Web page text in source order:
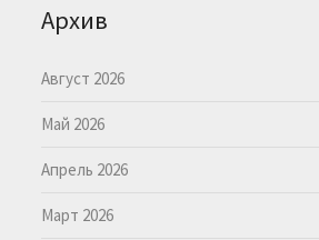
Архив
Август 2026
Май 2026
Апрель 2026
Март 2026